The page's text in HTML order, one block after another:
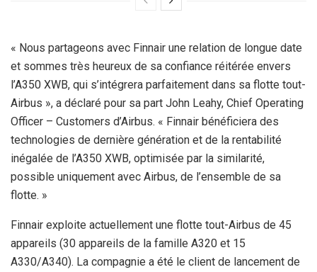
« Nous partageons avec Finnair une relation de longue date
et sommes très heureux de sa confiance réitérée envers
l’A350 XWB, qui s’intégrera parfaitement dans sa flotte tout-
Airbus », a déclaré pour sa part John Leahy, Chief Operating
Officer – Customers d’Airbus. « Finnair bénéficiera des
technologies de dernière génération et de la rentabilité
inégalée de l’A350 XWB, optimisée par la similarité,
possible uniquement avec Airbus, de l’ensemble de sa
flotte. »
Finnair exploite actuellement une flotte tout-Airbus de 45
appareils (30 appareils de la famille A320 et 15
A330/A340). La compagnie a été le client de lancement de